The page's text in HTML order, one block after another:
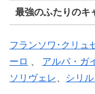
最強のふたりのキ
フランソワ･クリュ
ーロ
アルバ・ガ
ソリヴェレ
シリ